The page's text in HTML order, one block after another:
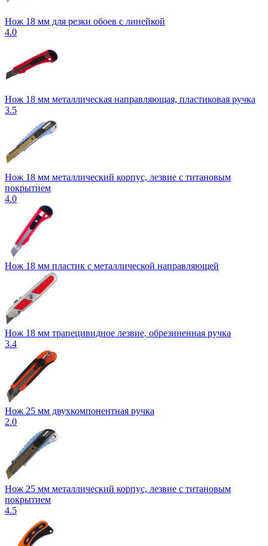
Нож 18 мм для резки обоев с линейкой
4.0
Нож 18 мм металлическая направляющая, пластиковая ручка
3.5
Нож 18 мм металлический корпус, лезвие с титановым
покрытием
4.0
Нож 18 мм пластик с металлической направляющей
Нож 18 мм трапецивидное лезвие, обрезиненная ручка
3.4
Нож 25 мм двухкомпонентная ручка
2.0
Нож 25 мм металлический корпус, лезвие с титановым
покрытием
4.5